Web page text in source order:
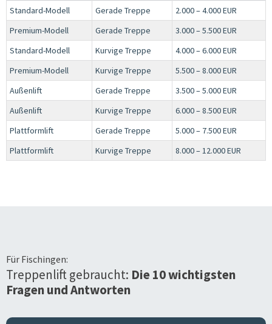
Standard-Modell
Gerade Treppe
2.000 – 4.000 EUR
Premium-Modell
Gerade Treppe
3.000 – 5.500 EUR
Standard-Modell
Kurvige Treppe
4.000 – 6.000 EUR
Premium-Modell
Kurvige Treppe
5.500 – 8.000 EUR
Außenlift
Gerade Treppe
3.500 – 5.000 EUR
Außenlift
Kurvige Treppe
6.000 – 8.500 EUR
Plattformlift
Gerade Treppe
5.000 – 7.500 EUR
Plattformlift
Kurvige Treppe 8.000 – 12.000 EUR
Für Fischingen:
Treppenlift gebraucht: Die 10 wichtigsten
Fragen und Antworten